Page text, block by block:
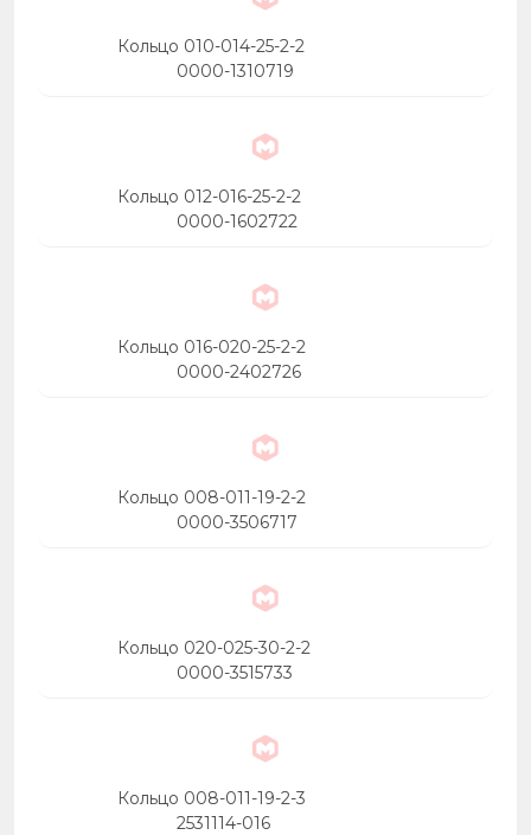
Кольцо 010-014-25-2-2
0000-1310719
Кольцо 012-016-25-2-2
0000-1602722
Кольцо 016-020-25-2-2
0000-2402726
Кольцо 008-011-19-2-2
0000-3506717
Кольцо 020-025-30-2-2
0000-3515733
Кольцо 008-011-19-2-3
2531114-016